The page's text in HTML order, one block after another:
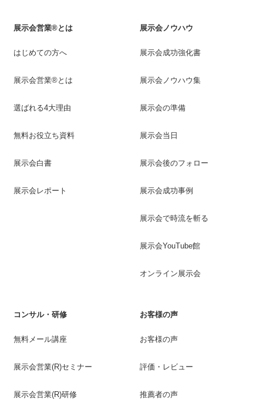
展示会営業®とは
はじめての方へ
展示会営業®とは
選ばれる4大理由
無料お役立ち資料
展示会白書
展示会レポート
展示会ノウハウ
展示会成功強化書
展示会ノウハウ集
展示会の準備
展示会当日
展示会後のフォロー
展示会成功事例
展示会で時流を斬る
展示会YouTube館
オンライン展示会
コンサル・研修
無料メール講座
展示会営業(R)セミナー
展示会営業(R)研修
お客様の声
お客様の声
評価・レビュー
推薦者の声